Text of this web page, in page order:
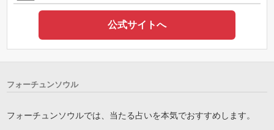
公式サイトへ
フォーチュンソウル
フォーチュンソウルでは、当たる占いを本気でおすすめします。